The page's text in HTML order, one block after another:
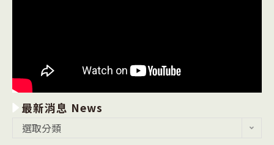
最新消息 News
選取分類